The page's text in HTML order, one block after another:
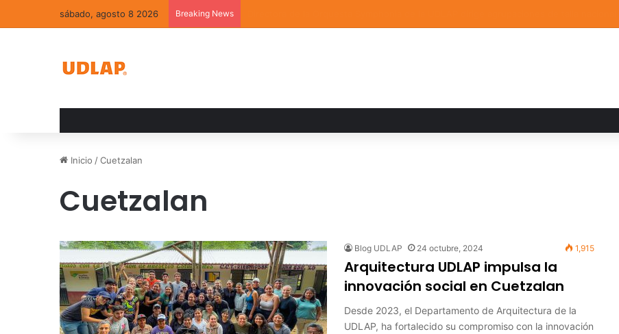
sábado, agosto 8 2026 Breaking News
Inicio /Cuetzalan
Cuetzalan
Blog UDLAP 24 octubre, 2024 1,915
Arquitectura UDLAP impulsa la
innovación social en Cuetzalan
Desde 2023, el Departamento de Arquitectura de la
UDLAP, ha fortalecido su compromiso con la innovación